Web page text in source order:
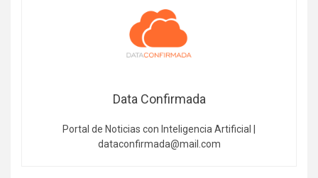
Data Confirmada
Portal de Noticias con Inteligencia Artificial |
dataconfirmada@mail.com